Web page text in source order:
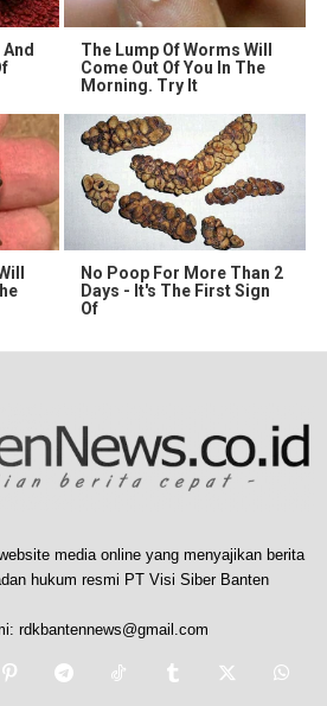
The Lump Of Worms Will
Come Out Of You In The
Morning. Try It
No Poop For More Than 2
Days - It's The First Sign
Of
media online yang menyajikan berita
hukum resmi PT Visi Siber Banten
rdkbantennews@gmail.com